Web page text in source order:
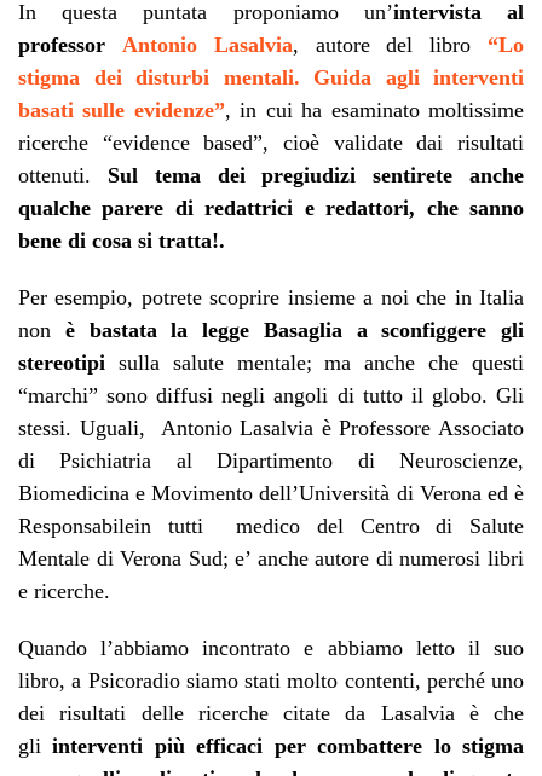
In questa puntata proponiamo un’intervista al
professor Antonio Lasalvia, autore del libro “Lo
stigma dei disturbi mentali. Guida agli interventi
basati sulle evidenze”, in cui ha esaminato moltissime
ricerche “evidence based”, cioè validate dai risultati
ottenuti. Sul tema dei pregiudizi sentirete anche
qualche parere di redattrici e redattori, che sanno
bene di cosa si tratta!.
Per esempio, potrete scoprire insieme a noi che in Italia
non è bastata la legge Basaglia a sconfiggere gli
stereotipi sulla salute mentale; ma anche che questi
“marchi” sono diffusi negli angoli di tutto il globo. Gli
stessi. Uguali, Antonio Lasalvia è Professore Associato
di Psichiatria al Dipartimento di Neuroscienze,
Biomedicina e Movimento dell’Università di Verona ed è
Responsabilein tutti medico del Centro di Salute
Mentale di Verona Sud; e’ anche autore di numerosi libri
e ricerche.
Quando l’abbiamo incontrato e abbiamo letto il suo
libro, a Psicoradio siamo stati molto contenti, perché uno
dei risultati delle ricerche citate da Lasalvia è che
gliinterventi più efficaci per combattere lo stigma